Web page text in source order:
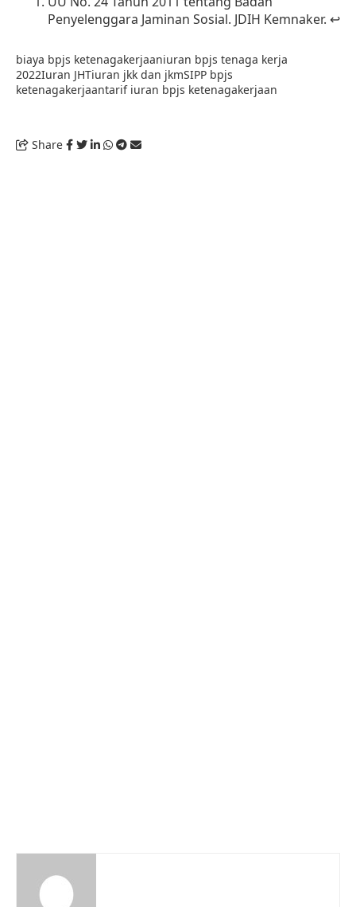
Penyelenggara Jaminan Sosial. JDIH Kemnaker. ↩︎
biaya bpjs ketenagakerjaaniuran bpjs tenaga kerja
2022Iuran JHTiuran jkk dan jkmSIPP bpjs
ketenagakerjaantarif iuran bpjs ketenagakerjaan
Share